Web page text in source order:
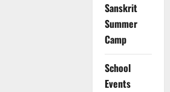
Sanskrit
Summer
Camp
School
Events